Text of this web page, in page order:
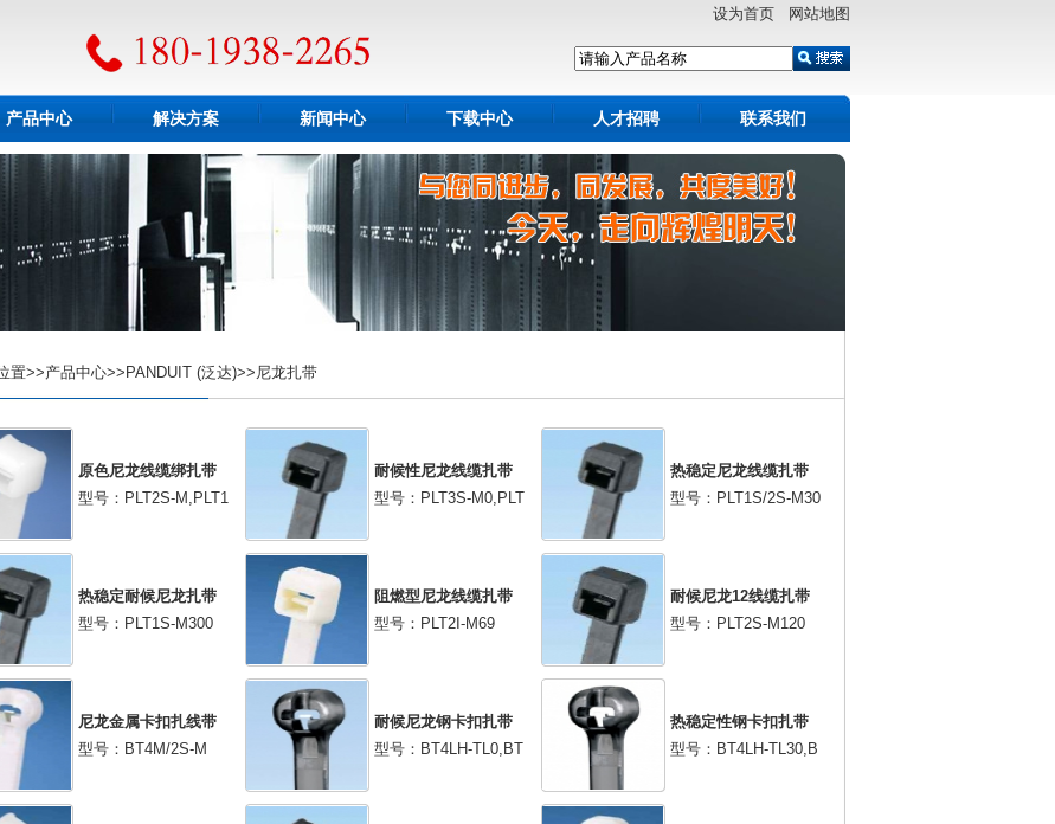
设为首页 网站地图
产品中心 解决方案 新闻中心 下载中心 人才招聘 联系我们
置>>产品中心>>PANDUIT (泛达)>>尼龙扎带
原色尼龙线缆绑扎带
型号：PLT2S-M,PLT1
耐候性尼龙线缆扎带
型号：PLT3S-M0,PLT
热稳定尼龙线缆扎带
型号：PLT1S/2S-M30
热稳定耐候尼龙扎带
型号：PLT1S-M300
阻燃型尼龙线缆扎带
型号：PLT2I-M69
耐候尼龙12线缆扎带
型号：PLT2S-M120
尼龙金属卡扣扎线带
型号：BT4M/2S-M
耐候尼龙钢卡扣扎带
型号：BT4LH-TL0,BT
热稳定性钢卡扣扎带
型号：BT4LH-TL30,B